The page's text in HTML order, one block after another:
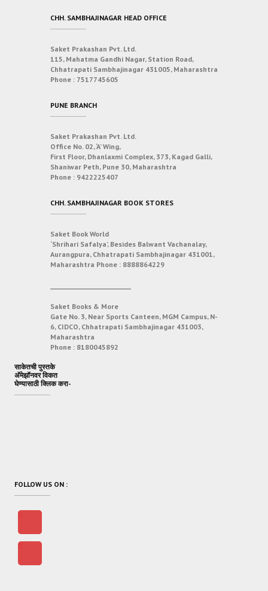
CHH. SAMBHAJINAGAR HEAD OFFICE
Saket Prakashan Pvt. Ltd.
115, Mahatma Gandhi Nagar, Station Road,
Chhatrapati Sambhajinagar 431005, Maharashtra
Phone : 7517745605
PUNE BRANCH
Saket Prakashan Pvt. Ltd.
Office No. 02, ‘A’ Wing,
First Floor, Dhanlaxmi Complex, 373, Kagad Galli,
Shaniwar Peth, Pune 30, Maharashtra
Phone : 9422225407
CHH. SAMBHAJINAGAR BOOK STORES
Saket Book World
‘Shrihari Safalya’, Besides Balwant Vachanalay,
Aurangpura, Chhatrapati Sambhajinagar 431001,
Maharashtra Phone : 8888864229
Saket Books & More
Gate No. 3, Near Sports Canteen, MGM Campus, N-
6, CIDCO, Chhatrapati Sambhajinagar 431003,
Maharashtra
Phone : 8180045892
साकेतची पुस्तके
अ‍ॅमेझॉनवर विकत
घेण्यासाठी क्लिक करा-
FOLLOW US ON :